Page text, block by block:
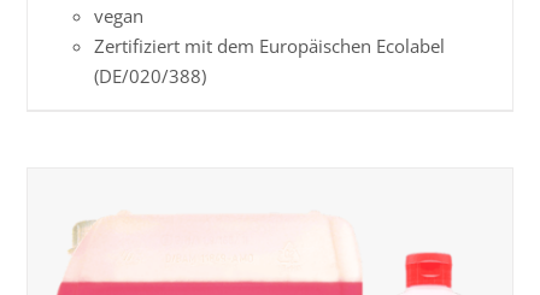
vegan
Zertifiziert mit dem Europäischen Ecolabel
(DE/020/388)